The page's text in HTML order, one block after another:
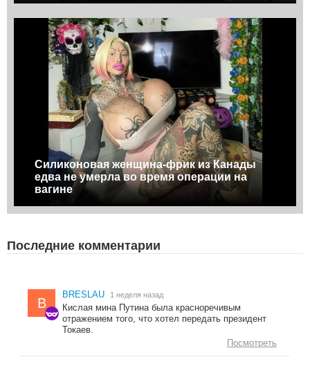
Силиконовая женщина-фрик из Канады
едва не умерла во время операции на
вагине
Последние комментарии
B
BRESLAU 1 неделя назад
Кислая мина Путина была красноречивым
отражением того, что хотел передать президент
Токаев.
Посмотреть